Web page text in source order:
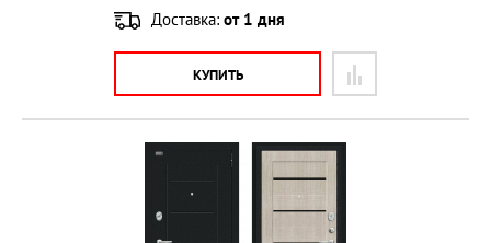
Доставка: от 1 дня
КУПИТЬ